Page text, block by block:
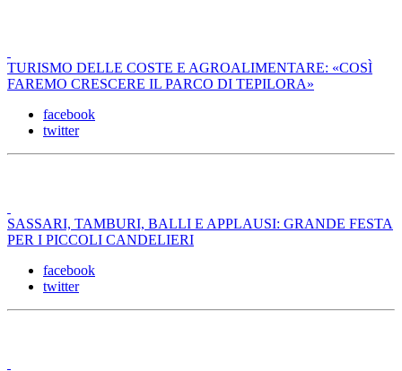
TURISMO DELLE COSTE E AGROALIMENTARE: «COSÌ
FAREMO CRESCERE IL PARCO DI TEPILORA»
facebook
twitter
SASSARI, TAMBURI, BALLI E APPLAUSI: GRANDE FESTA
PER I PICCOLI CANDELIERI
facebook
twitter